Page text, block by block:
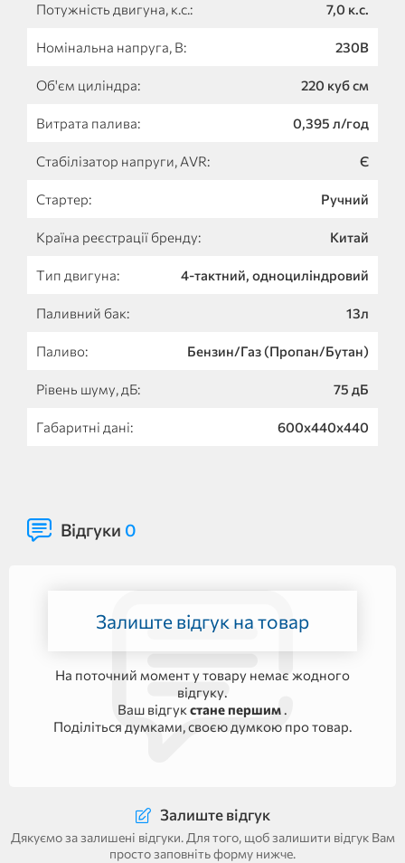
Потужність двигуна, к.с.: 7,0 к.с.
Номінальна напруга, В: 230В
Об'єм циліндра: 220 куб см
Витрата палива: 0,395 л/год
Стабілізатор напруги, AVR: Є
Стартер: Ручний
Країна реєстрації бренду: Китай
Тип двигуна: 4-тактний, одноциліндровий
Паливний бак: 13л
Паливо: Бензин/Газ (Пропан/Бутан)
Рівень шуму, дБ: 75 дБ
Габаритні дані: 600х440х440
Відгуки 0
Залиште відгук на товар
На поточний момент у товару немає жодного
відгуку.
Ваш відгук стане першим .
Поділіться думками, своєю думкою про товар.
Залиште відгук
Дякуємо за залишені відгуки. Для того, щоб залишити відгук Вам
просто заповніть форму нижче.